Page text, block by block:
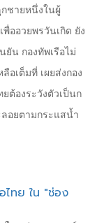
กชายหนึ่งในผู้
ออวยพรวันเกิด ยัง
ยัน กองทัพเรือไม่
อเต็มที่ เผยส่งกอง
ต้องระวังตัวเป็นก
ลอยตามกระแสน้ำ
ไทย ใน "ช่อง